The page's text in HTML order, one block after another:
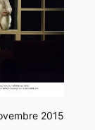
2015